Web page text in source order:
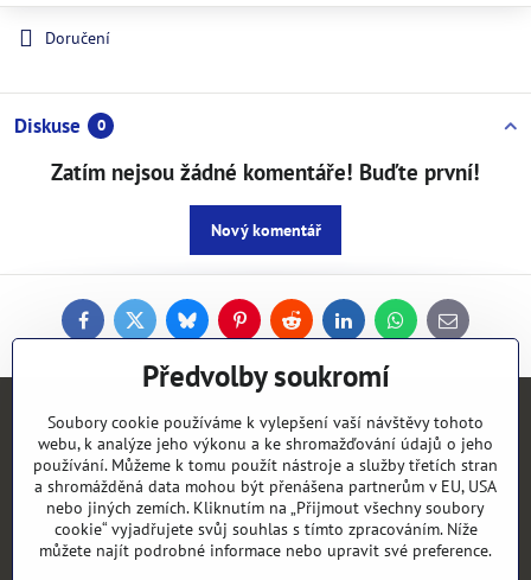
Doručení
Diskuse 0
Zatím nejsou žádné komentáře! Buďte první!
Nový komentář
FacebookTwitterBlueskyPinterestReddit LinkedInWhatsApp
E-
mail
Kontakty
Objednávky
Vše k nákupu
Předvolby soukromí
Soubory cookie používáme k vylepšení vaší návštěvy tohoto
webu, k analýze jeho výkonu a ke shromažďování údajů o jeho
používání. Můžeme k tomu použít nástroje a služby třetích stran
a shromážděná data mohou být přenášena partnerům v EU, USA
nebo jiných zemích. Kliknutím na „Přijmout všechny soubory
cookie“ vyjadřujete svůj souhlas s tímto zpracováním. Níže
můžete najít podrobné informace nebo upravit své preference.